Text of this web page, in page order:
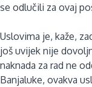
se odlučili za ovaj
Uslovima je, kaže,
još uvijek nije
naknada za rad ne
Banjaluke, ovakva